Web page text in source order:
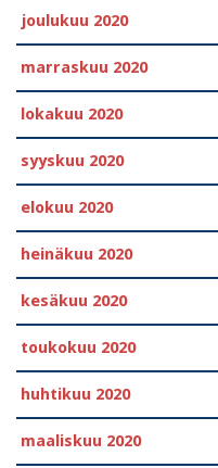
joulukuu 2020
marraskuu 2020
lokakuu 2020
syyskuu 2020
elokuu 2020
heinäkuu 2020
kesäkuu 2020
toukokuu 2020
huhtikuu 2020
maaliskuu 2020